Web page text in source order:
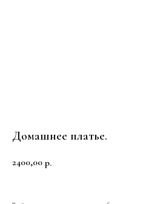
Домашнее платье.
2400,00 р.